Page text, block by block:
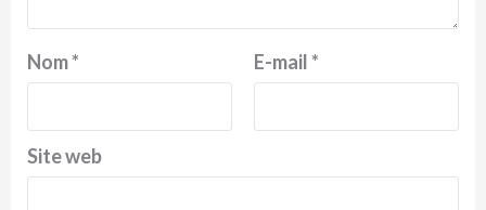
Nom* E-mail*
Site web